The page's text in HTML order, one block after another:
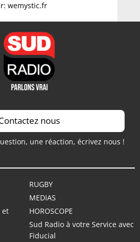
wemystic.fr
nous
une réaction, écrivez nous !
RUGBY
MEDIAS
et
HOROSCOPE
Sud Radio à votre Service avec
Fiducial